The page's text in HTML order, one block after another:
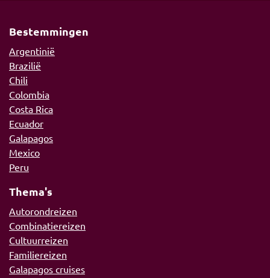
Bestemmingen
Argentinië
Brazilië
Chili
Colombia
Costa Rica
Ecuador
Galapagos
Mexico
Peru
Thema's
Autorondreizen
Combinatiereizen
Cultuurreizen
Familiereizen
Galapagos cruises